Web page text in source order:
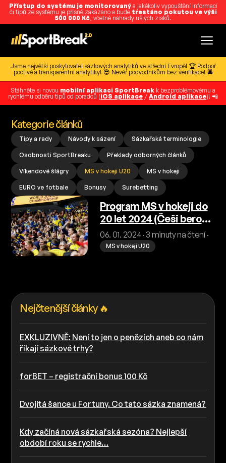
Přístup do systému je monitorovanýa jakékoliv vypouštění informací
či tipů ze systému je přísně zakázáno a bude trestáno pokutou ve výši
500 000 Kč, včetně náhrady ušlých zisků.
Jsme největší poskytovatel sázkových analytiků ve střední Evropě! 🏆 Podpoř
poctivé a transparentní analytiky! 😎 Nevěř podvodníkům bez verifikace! 🚔
Stáhněte si novou mobilní aplikaci SportBreak k bezproblémovému a
rychlému odběru tipů od poradců (iOS aplikace / Android aplikace)! 📲
Kategorie článků
Tipy a rady Návody k sázení Sázkařská terminologie
Osobnosti SportBreaku Překlady odborných článků
Víkendové šlágry MS v hokeji U20 MS v hokeji
EURO ve fotbale Bonusy Surebetting
Program MS v hokeji do
20 let 2024 (Češi berou
bronz!)
06. 01. 2024 · 3 minuty na čtení ·
MS v hokeji U20
Nejčtenější články 🔥
EXKLUZIVNĚ: Není to jen o penězích aneb co nám
říkají sázkové trhy?
forBET – registrační bonus 100 Kč
Dvojitá šance u Fortuny. Co tato sázka znamená?
Kdy začíná nová sázkařská sezóna? Nejlepší
období roku se rychle…